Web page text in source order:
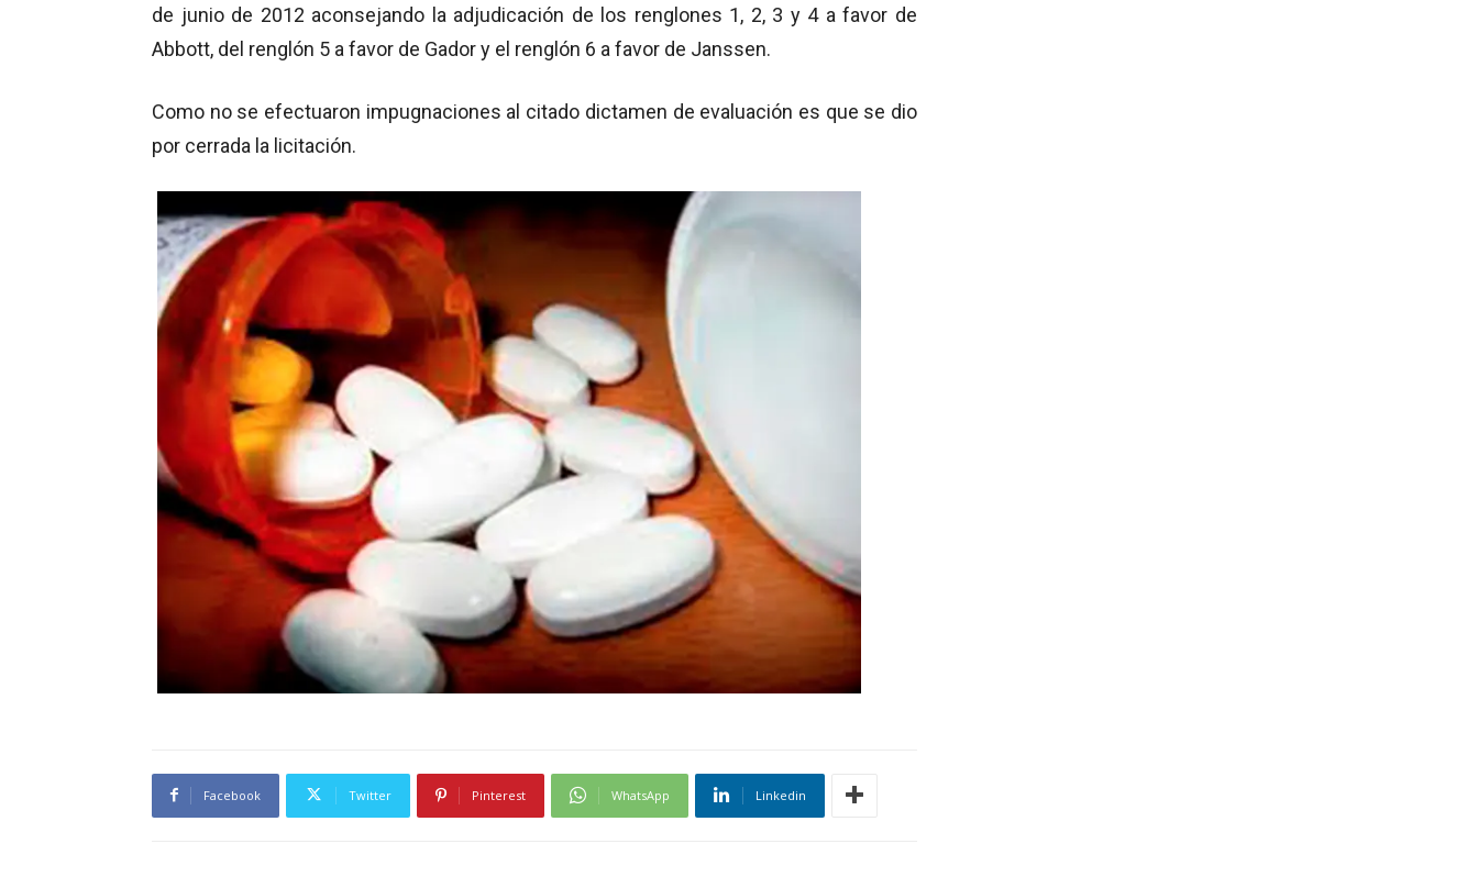
de junio de 2012 aconsejando la adjudicación de los renglones 1, 2, 3 y 4 a favor de
Abbott, del renglón 5 a favor de Gador y el renglón 6 a favor de Janssen.
Como no se efectuaron impugnaciones al citado dictamen de evaluación es que se dio
por cerrada la licitación.
Facebook Twitter Pinterest WhatsApp Linkedin